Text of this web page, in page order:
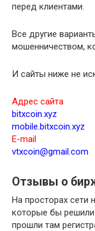
перед клиентами.
Все другие
мошенничеством,
И сайты ниже не
Адрес сайта
bitxcoin.xyz
mobile.bitxcoin.xyz
E-mail
vtxcoin@gmail.com
Отзывы о
На просторах сети
которые бы
прошли там